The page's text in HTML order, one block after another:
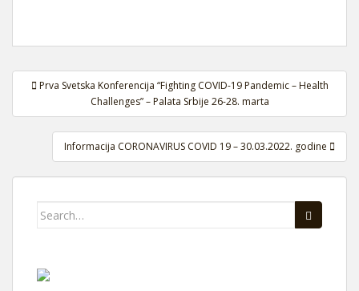
Navigacija
Prva Svetska Konferencija “Fighting COVID-19 Pandemic – Health
Challenges” – Palata Srbije 26-28. marta
Informacija CORONAVIRUS COVID 19 – 30.03.2022. godine
Search